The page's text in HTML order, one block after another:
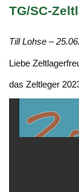
TG/SC-
Till Lohse –
Liebe
das Zeltleger